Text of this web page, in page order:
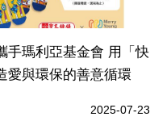
手瑪利亞基金會 用「快
愛與環保的善意循環
2025-07-23